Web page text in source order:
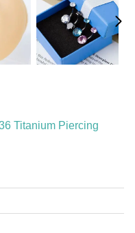
Titanium Piercing